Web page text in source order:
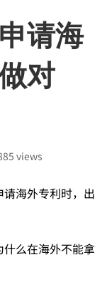
请海
对
views
海外专利时，出
么在海外不能拿